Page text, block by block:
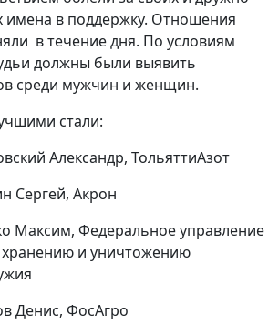
имена в поддержку. Отношения
в течение дня. По условиям
должны были выявить
среди мужчин и женщин.
стали:
Александр, ТольяттиАзот
Сергей, Акрон
Максим, Федеральное управление
и уничтожению
Денис, ФосАгро